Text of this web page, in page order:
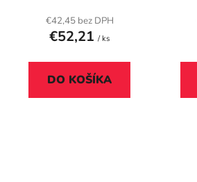
"TruSens Z-3000/Z-
3500"
€42,45 bez DPH
€52,21 / ks
DO KOŠÍKA